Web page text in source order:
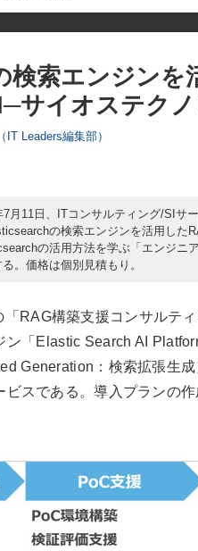
索エンジンを
サイオステク
IT Leaders編集部）
月11日、ITコンサルティング/SIサ
の検索エンジンを活用した
の活用方法を学ぶ「エンジニ
。価格は個別見積もり。
RAG構築支援コンサルティ
ン「Elastic Search AI
Generation：検索拡張生
ビスである。導入プランの